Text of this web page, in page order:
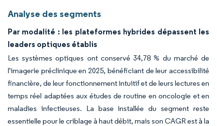
Analyse des segments
Par modalité : les plateformes hybrides dépassent les
leaders optiques établis
Les systèmes optiques ont conservé 34,78 % du marché de
l'imagerie préclinique en 2025, bénéficiant de leur accessibilité
financière, de leur fonctionnement intuitif et de leurs lectures en
temps réel adaptées aux études de routine en oncologie et en
maladies infectieuses. La base installée du segment reste
essentielle pour le criblage à haut débit, mais son CAGR est à la